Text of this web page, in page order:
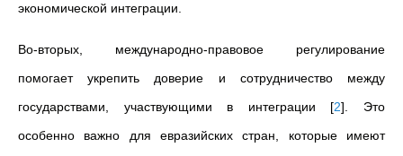
экономической интеграции.
Во-вторых, международно-правовое регулирование
помогает укрепить доверие и сотрудничество между
государствами, участвующими в интеграции [2] . Это
особенно важно для евразийских стран, которые имеют